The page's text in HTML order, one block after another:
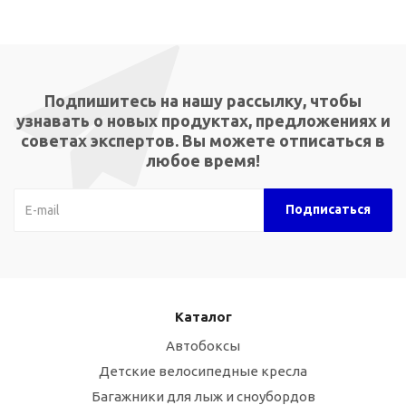
Подпишитесь на нашу рассылку, чтобы
узнавать о новых продуктах, предложениях и
советах экспертов. Вы можете отписаться в
любое время!
Каталог
Автобоксы
Детские велосипедные кресла
Багажники для лыж и сноубордов